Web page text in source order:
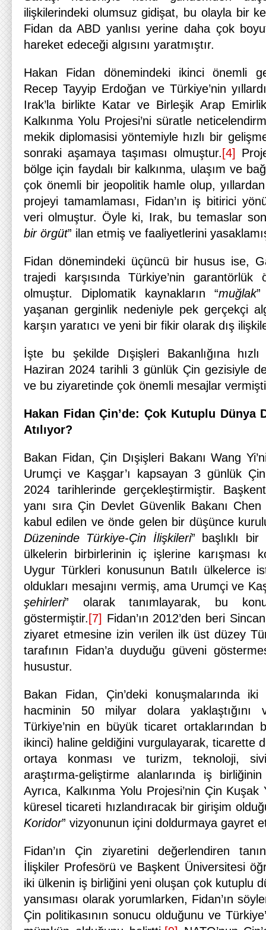
ilişkilerindeki olumsuz gidişat, bu olayla bir
Fidan da ABD yanlısı yerine daha çok
hareket edeceği algısını yaratmıştır.
Hakan Fidan dönemindeki ikinci önemli
Recep Tayyip Erdoğan ve Türkiye’nin
Irak’la birlikte Katar ve Birleşik Arap
Kalkınma Yolu Projesi’ni süratle
mekik diplomasisi yöntemiyle hızlı bir
sonraki aşamaya taşıması olmuştur. [4]
bölge için faydalı bir kalkınma, ulaşım ve
çok önemli bir jeopolitik hamle olup,
projeyi tamamlaması, Fidan’ın iş bitirici
veri olmuştur. Öyle ki, Irak, bu temaslar
bir örgüt” ilan etmiş ve faaliyetlerini
Fidan dönemindeki üçüncü bir husus ise,
trajedi karşısında Türkiye’nin garantörlük
olmuştur. Diplomatik kaynakların “muğlak”
yaşanan gerginlik nedeniyle pek gerçekçi
karşın yaratıcı ve yeni bir fikir olarak dış
İşte bu şekilde Dışişleri Bakanlığına
Haziran 2024 tarihli 3 günlük Çin gezisiyle
ve bu ziyaretinde çok önemli mesajlar
Hakan Fidan Çin’de: Çok Kutuplu Dünya
Atılıyor?
Bakan Fidan, Çin Dışişleri Bakanı Wang
Urumçi ve Kaşgar’ı kapsayan 3 günlük
2024 tarihlerinde gerçekleştirmiştir.
yanı sıra Çin Devlet Güvenlik Bakanı
kabul edilen ve önde gelen bir düşünce
Düzeninde Türkiye-Çin İlişkileri” başlıklı
ülkelerin birbirlerinin iç işlerine karışması
Uygur Türkleri konusunun Batılı ülkelerce
oldukları mesajını vermiş, ama Urumçi ve
şehirleri” olarak tanımlayarak, bu
göstermiştir. [7] Fidan’ın 2012’den beri
ziyaret etmesine izin verilen ilk üst düzey
tarafının Fidan’a duyduğu güveni
husustur.
Bakan Fidan, Çin’deki konuşmalarında
hacminin 50 milyar dolara yaklaştığını
Türkiye’nin en büyük ticaret ortaklarından
ikinci) haline geldiğini vurgulayarak, ticarette
ortaya konması ve turizm, teknoloji,
araştırma-geliştirme alanlarında iş birliğinin
Ayrıca, Kalkınma Yolu Projesi’nin Çin
küresel ticareti hızlandıracak bir girişim
Koridor” vizyonunun içini doldurmaya gayret
Fidan’ın Çin ziyaretini değerlendiren
İlişkiler Profesörü ve Başkent Üniversitesi
iki ülkenin iş birliğini yeni oluşan çok kutuplu
yansıması olarak yorumlarken, Fidan’ın
Çin politikasının sonucu olduğunu ve